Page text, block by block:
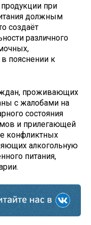
при
должным
создаёт
различного
пояснении к
проживающих
с жалобами на
состояния
и прилегающей
конфликтных
алкогольную
питания,